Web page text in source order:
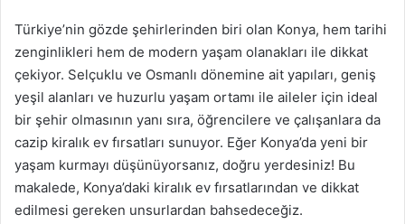
Türkiye’nin gözde şehirlerinden biri olan Konya, hem tarihi
zenginlikleri hem de modern yaşam olanakları ile dikkat
çekiyor. Selçuklu ve Osmanlı dönemine ait yapıları, geniş
yeşil alanları ve huzurlu yaşam ortamı ile aileler için ideal
bir şehir olmasının yanı sıra, öğrencilere ve çalışanlara da
cazip kiralık ev fırsatları sunuyor. Eğer Konya’da yeni bir
yaşam kurmayı düşünüyorsanız, doğru yerdesiniz! Bu
makalede, Konya’daki kiralık ev fırsatlarından ve dikkat
edilmesi gereken unsurlardan bahsedeceğiz.